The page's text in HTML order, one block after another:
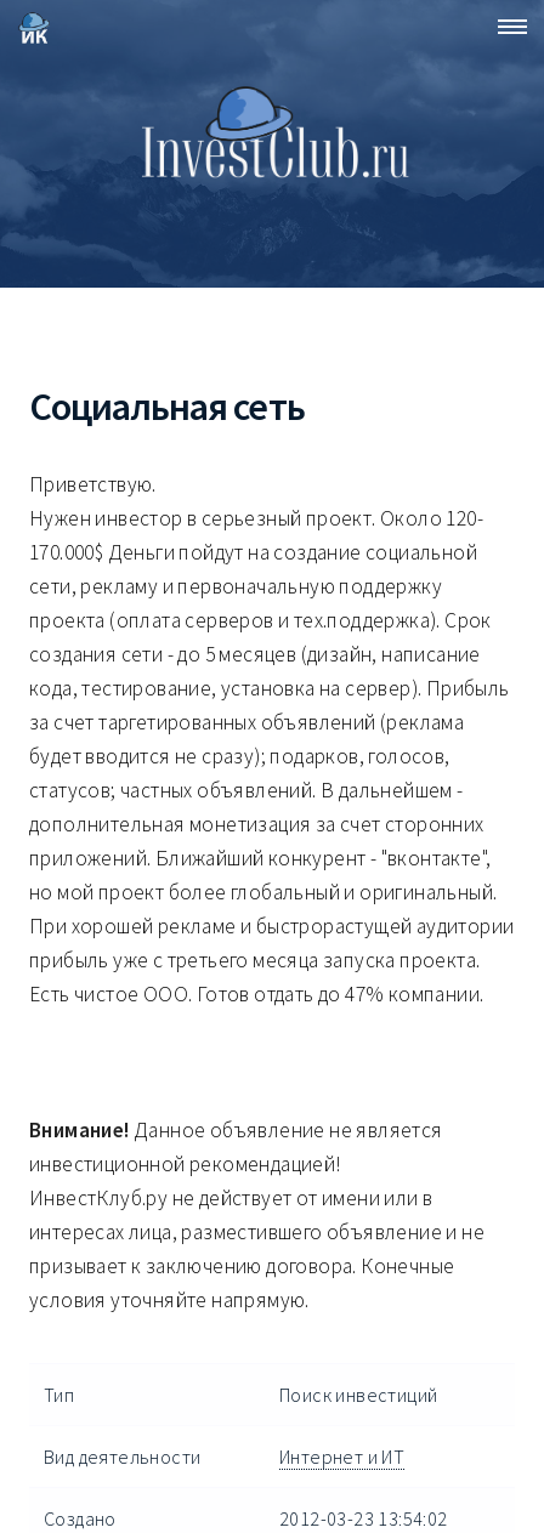
Социальная сеть
Приветствую.
Нужен инвестор в серьезный проект. Около 120-
170.000$ Деньги пойдут на создание социальной
сети, рекламу и первоначальную поддержку
проекта (оплата серверов и тех.поддержка). Срок
создания сети - до 5 месяцев (дизайн, написание
кода, тестирование, установка на сервер). Прибыль
за счет таргетированных объявлений (реклама
будет вводится не сразу); подарков, голосов,
статусов; частных объявлений. В дальнейшем -
дополнительная монетизация за счет сторонних
приложений. Ближайший конкурент - "вконтакте",
но мой проект более глобальный и оригинальный.
При хорошей рекламе и быстрорастущей аудитории
прибыль уже с третьего месяца запуска проекта.
Есть чистое ООО. Готов отдать до 47% компании.
Внимание! Данное объявление не является
инвестиционной рекомендацией!
ИнвестКлуб.ру не действует от имени или в
интересах лица, разместившего объявление и не
призывает к заключению договора. Конечные
условия уточняйте напрямую.
Тип Поиск инвестиций
Вид деятельности Интернет и ИТ
Создано 2012-03-23 13:54:02